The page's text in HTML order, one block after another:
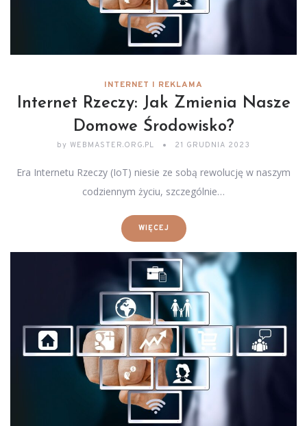
INTERNET I REKLAMA
Internet Rzeczy: Jak Zmienia Nasze
Domowe Środowisko?
by WEBMASTER.ORG.PL 21 GRUDNIA 2023
Era Internetu Rzeczy (IoT) niesie ze sobą rewolucję w naszym
codziennym życiu, szczególnie…
WIĘCEJ